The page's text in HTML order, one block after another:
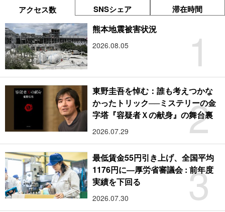
アクセス数 SNSシェア 滞在時間
1
熊本地震被害状況
2026.08.05
2
東野圭吾を悼む：誰も考えつかな
かったトリック──ミステリーの金
字塔『容疑者Ｘの献身』の舞台裏
2026.07.29
3
最低賃金55円引き上げ、全国平均
1176円に―厚労省審議会 : 前年度
実績を下回る
2026.07.30